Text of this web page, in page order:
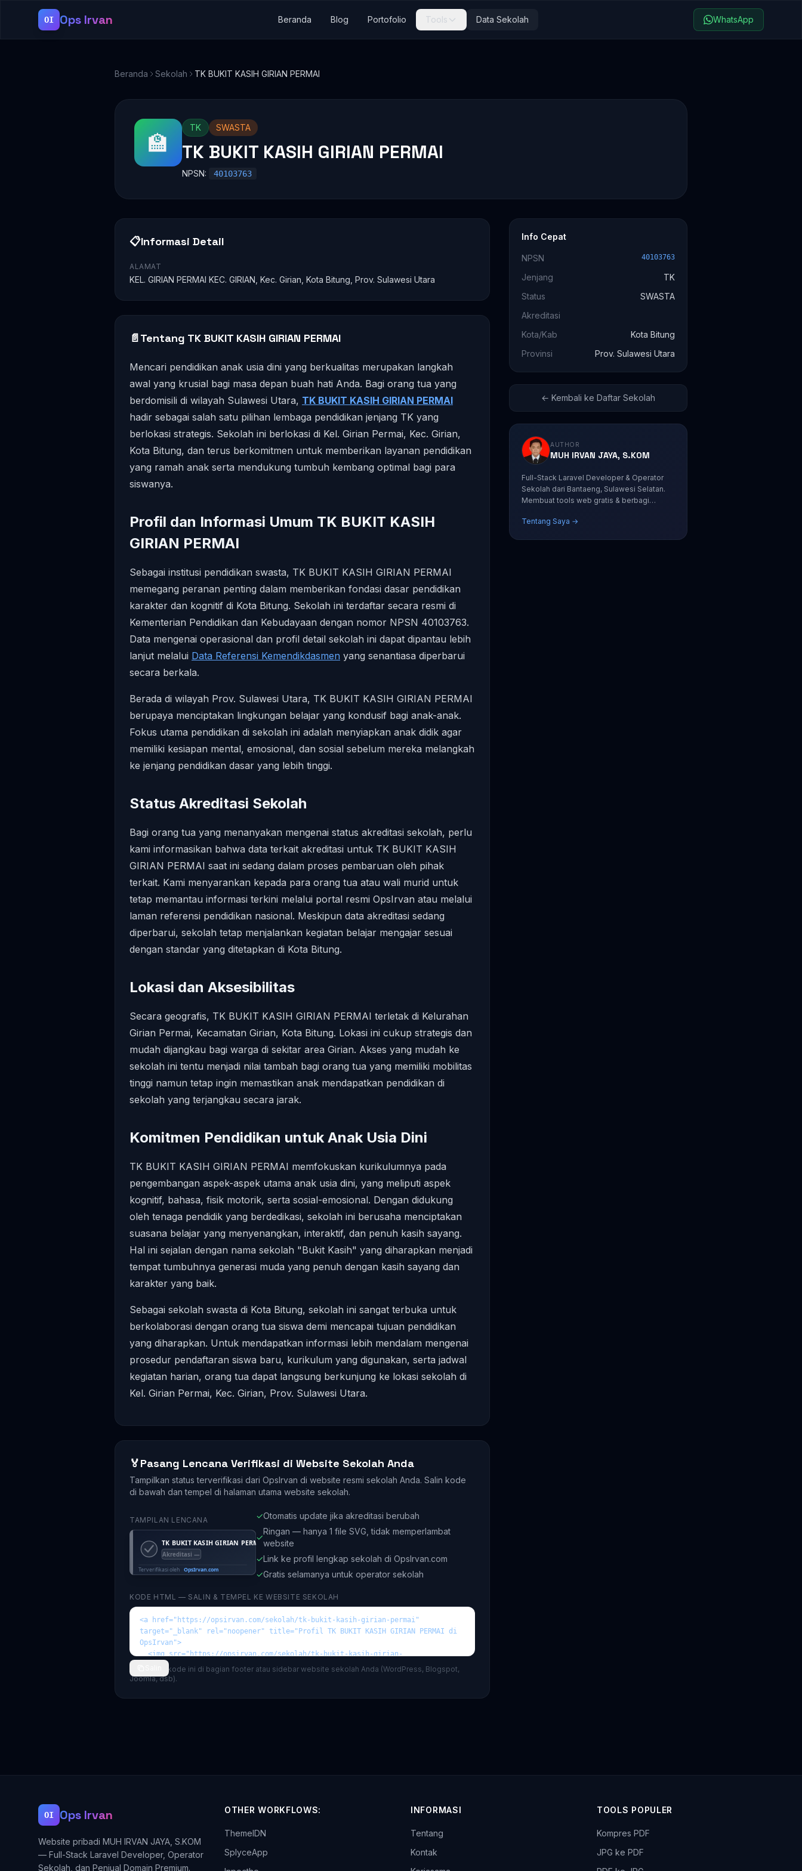
OI Ops Irvan Beranda Blog Portofolio Tools Data Sekolah WhatsApp
Beranda Sekolah TK BUKIT KASIH GIRIAN PERMAI
🏫
TK SWASTA
TK BUKIT KASIH GIRIAN PERMAI
NPSN: 40103763
📋Informasi Detail
ALAMAT
KEL. GIRIAN PERMAI KEC. GIRIAN, Kec. Girian, Kota Bitung, Prov. Sulawesi Utara
📄Tentang TK BUKIT KASIH GIRIAN PERMAI
Mencari pendidikan anak usia dini yang berkualitas merupakan langkah
awal yang krusial bagi masa depan buah hati Anda. Bagi orang tua yang
berdomisili di wilayah Sulawesi Utara, TK BUKIT KASIH GIRIAN PERMAI
hadir sebagai salah satu pilihan lembaga pendidikan jenjang TK yang
berlokasi strategis. Sekolah ini berlokasi di Kel. Girian Permai, Kec. Girian,
Kota Bitung, dan terus berkomitmen untuk memberikan layanan pendidikan
yang ramah anak serta mendukung tumbuh kembang optimal bagi para
siswanya.
Profil dan Informasi Umum TK BUKIT KASIH
GIRIAN PERMAI
Sebagai institusi pendidikan swasta, TK BUKIT KASIH GIRIAN PERMAI
memegang peranan penting dalam memberikan fondasi dasar pendidikan
karakter dan kognitif di Kota Bitung. Sekolah ini terdaftar secara resmi di
Kementerian Pendidikan dan Kebudayaan dengan nomor NPSN 40103763.
Data mengenai operasional dan profil detail sekolah ini dapat dipantau lebih
lanjut melalui Data Referensi Kemendikdasmen yang senantiasa diperbarui
secara berkala.
Berada di wilayah Prov. Sulawesi Utara, TK BUKIT KASIH GIRIAN PERMAI
berupaya menciptakan lingkungan belajar yang kondusif bagi anak-anak.
Fokus utama pendidikan di sekolah ini adalah menyiapkan anak didik agar
memiliki kesiapan mental, emosional, dan sosial sebelum mereka melangkah
ke jenjang pendidikan dasar yang lebih tinggi.
Status Akreditasi Sekolah
Bagi orang tua yang menanyakan mengenai status akreditasi sekolah, perlu
kami informasikan bahwa data terkait akreditasi untuk TK BUKIT KASIH
GIRIAN PERMAI saat ini sedang dalam proses pembaruan oleh pihak
terkait. Kami menyarankan kepada para orang tua atau wali murid untuk
tetap memantau informasi terkini melalui portal resmi OpsIrvan atau melalui
laman referensi pendidikan nasional. Meskipun data akreditasi sedang
diperbarui, sekolah tetap menjalankan kegiatan belajar mengajar sesuai
dengan standar yang ditetapkan di Kota Bitung.
Lokasi dan Aksesibilitas
Secara geografis, TK BUKIT KASIH GIRIAN PERMAI terletak di Kelurahan
Girian Permai, Kecamatan Girian, Kota Bitung. Lokasi ini cukup strategis dan
mudah dijangkau bagi warga di sekitar area Girian. Akses yang mudah ke
sekolah ini tentu menjadi nilai tambah bagi orang tua yang memiliki mobilitas
tinggi namun tetap ingin memastikan anak mendapatkan pendidikan di
sekolah yang terjangkau secara jarak.
Komitmen Pendidikan untuk Anak Usia Dini
TK BUKIT KASIH GIRIAN PERMAI memfokuskan kurikulumnya pada
pengembangan aspek-aspek utama anak usia dini, yang meliputi aspek
kognitif, bahasa, fisik motorik, serta sosial-emosional. Dengan didukung
oleh tenaga pendidik yang berdedikasi, sekolah ini berusaha menciptakan
suasana belajar yang menyenangkan, interaktif, dan penuh kasih sayang.
Hal ini sejalan dengan nama sekolah "Bukit Kasih" yang diharapkan menjadi
tempat tumbuhnya generasi muda yang penuh dengan kasih sayang dan
karakter yang baik.
Sebagai sekolah swasta di Kota Bitung, sekolah ini sangat terbuka untuk
berkolaborasi dengan orang tua siswa demi mencapai tujuan pendidikan
yang diharapkan. Untuk mendapatkan informasi lebih mendalam mengenai
prosedur pendaftaran siswa baru, kurikulum yang digunakan, serta jadwal
kegiatan harian, orang tua dapat langsung berkunjung ke lokasi sekolah di
Kel. Girian Permai, Kec. Girian, Prov. Sulawesi Utara.
🏅Pasang Lencana Verifikasi di Website Sekolah Anda
Tampilkan status terverifikasi dari OpsIrvan di website resmi sekolah Anda. Salin kode
di bawah dan tempel di halaman utama website sekolah.
TAMPILAN LENCANA ✓Otomatis update jika akreditasi berubah
✓
Ringan — hanya 1 file SVG, tidak memperlambat
website
✓Link ke profil lengkap sekolah di OpsIrvan.com
✓Gratis selamanya untuk operator sekolah
KODE HTML — SALIN & TEMPEL KE WEBSITE SEKOLAH
💡 Tempel kode ini di bagian footer atau sidebar website sekolah Anda (WordPress, Blogspot,
Joomla, dsb).
Info Cepat
NPSN 40103763
Jenjang
TK
Status
SWASTA
Akreditasi
Kota/Kab
Kota Bitung
Provinsi
Prov. Sulawesi Utara
← Kembali ke Daftar Sekolah
AUTHOR
MUH IRVAN JAYA, S.KOM
Full-Stack Laravel Developer & Operator
Sekolah dari Bantaeng, Sulawesi Selatan.
Membuat tools web gratis & berbagi
Tentang Saya →
OI Ops Irvan
Website pribadi MUH IRVAN JAYA, S.KOM
— Full-Stack Laravel Developer, Operator
Sekolah, dan Penjual Domain Premium.
OTHER WORKFLOWS:
ThemeIDN
SplyceApp
INFORMASI
Tentang
Kontak
TOOLS POPULER
Kompres PDF
JPG ke PDF